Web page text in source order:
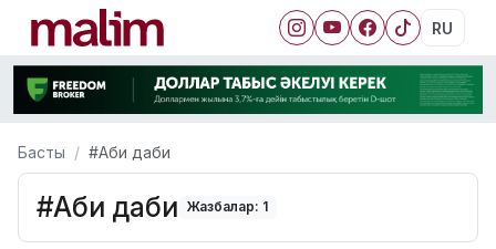
RU
Басты #Аби даби
#Аби даби Жазбалар: 1